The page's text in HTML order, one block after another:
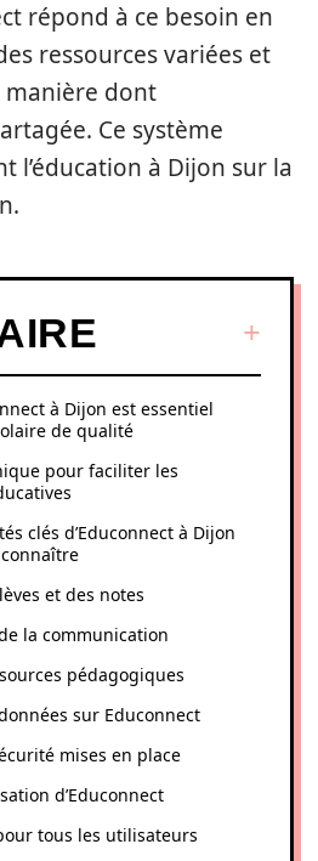
répond à ce besoin en
ressources variées et
dont
Ce système
l’éducation à Dijon sur la
à Dijon est essentiel
de qualité
pour faciliter les
clés d’Educonnect à Dijon
et des notes
la communication
pédagogiques
sur Educonnect
mises en place
d’Educonnect
tous les utilisateurs